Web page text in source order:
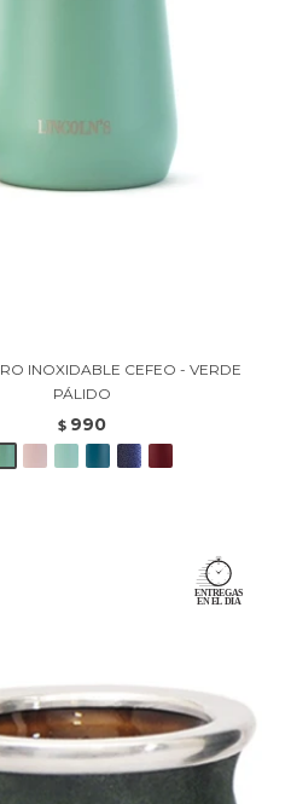
INOXIDABLE CEFEO - VERDE
PÁLIDO
$ 990